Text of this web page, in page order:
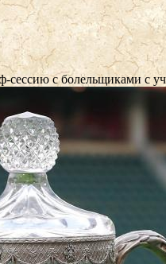
с болельщиками с